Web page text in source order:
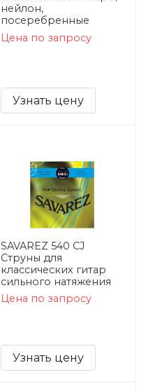
нейлон,
посеребренные
Цена по запросу
Узнать цену
SAVAREZ 540 CJ
Струны для
классических гитар
сильного натяжения
Цена по запросу
Узнать цену